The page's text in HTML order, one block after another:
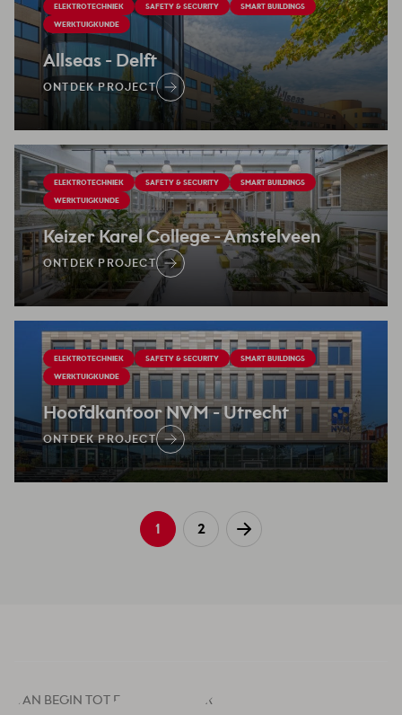
ELEKTROTECHNIEK SAFETY & SECURITY
SMART BUILDINGS
WERKTUIGKUNDE
Allseas - Delft
ONTDEK PROJECT
ELEKTROTECHNIEK SAFETY & SECURITY
SMART BUILDINGS
WERKTUIGKUNDE
Keizer Karel College- Amstelveen
ONTDEK PROJECT
ELEKTROTECHNIEK SAFETY & SECURITY
SMART BUILDINGS
WERKTUIGKUNDE
Hoofdkantoor NVM- Utrecht
ONTDEK PROJECT
1 2
VAN BEGIN TOT EINDGEBRUIKER